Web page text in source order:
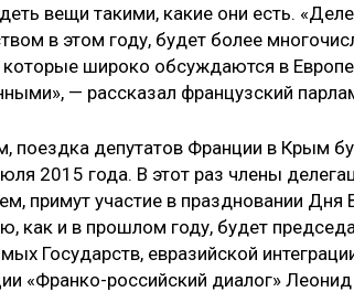
вещи такими, какие они есть.
в этом году, будет более
широко обсуждаются в
— рассказал французский
поездка депутатов Франции в Крым
2015 года. В этот раз члены
примут участие в праздновании
как и в прошлом году, будет
Государств, евразийской
«Франко-российский диалог»